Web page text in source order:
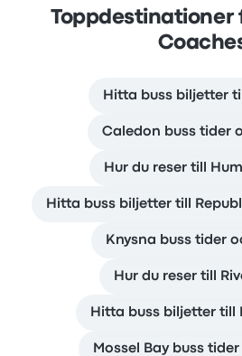
Toppdestinationer
Hitta buss biljetter
Caledon buss tider
Hur du reser till
Hitta buss biljetter till
Knysna buss tider
Hur du reser till
Hitta buss biljetter till
Mossel Bay buss